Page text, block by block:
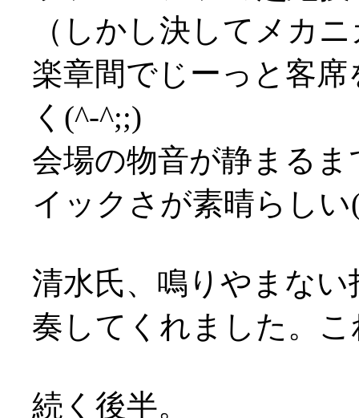
（しかし決してメカ
楽章間でじーっと客
く(^-^;;)
会場の物音が静まる
イックさが素晴らし
清水氏、鳴りやまな
奏してくれました。
続く後半。